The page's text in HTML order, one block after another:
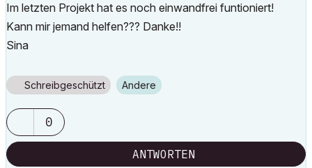
Im letzten Projekt hat es noch einwandfrei funtioniert!
Kann mir jemand helfen??? Danke!!
Sina
Schreibgeschützt Andere
0
ANTWORTEN